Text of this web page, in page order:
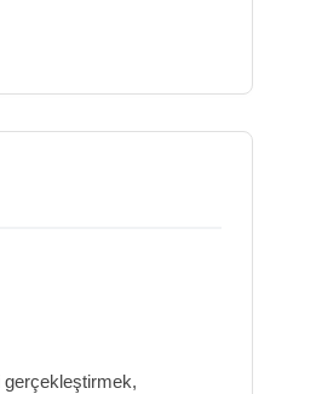
gerçekleştirmek,